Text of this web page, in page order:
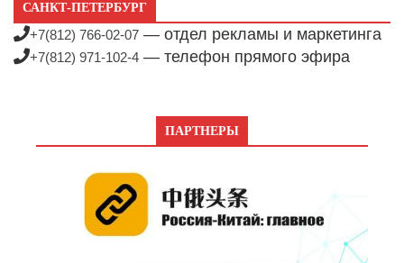
САНКТ-ПЕТЕРБУРГ
+7(812) 766-02-07 — отдел рекламы и маркетинга
+7(812) 971-102-4 — телефон прямого эфира
ПАРТНЕРЫ